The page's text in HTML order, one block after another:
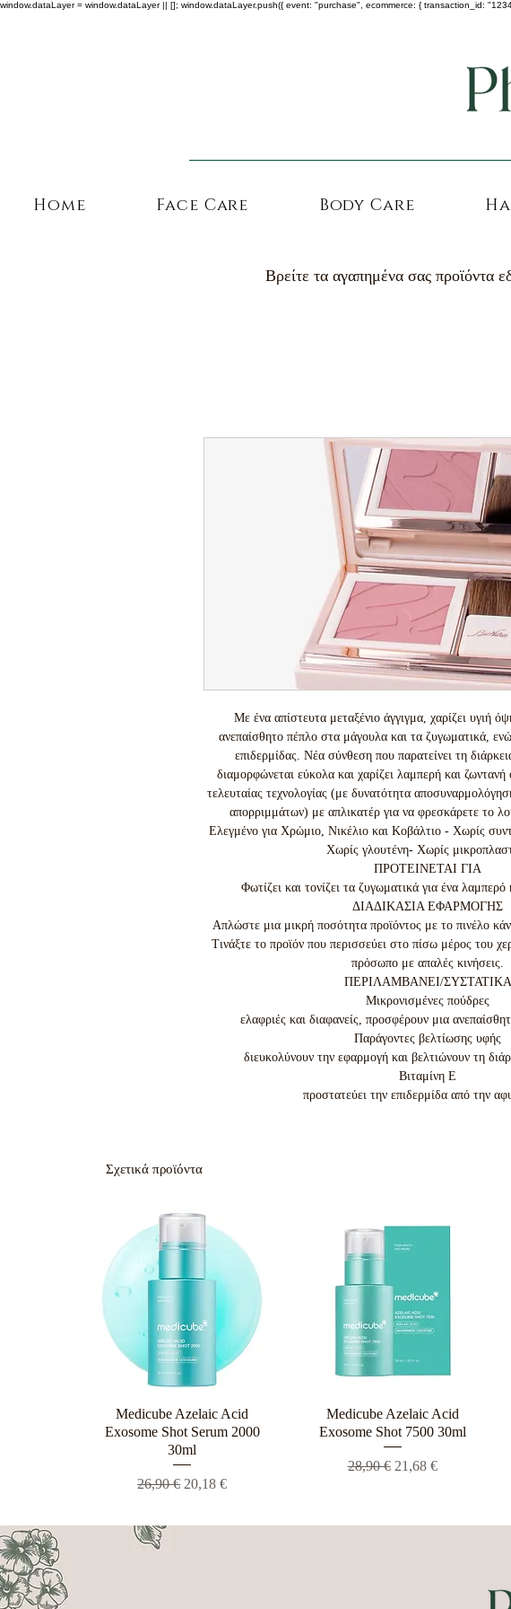
window.dataLayer = window.dataLayer || []; window.dataLayer.push({ event: "purchase", ecommerce: { transaction_id:
Home Face Care Body Care
Βρείτε τα αγαπημένα σας προϊόντα
Με ένα απίστευτα μεταξένιο άγγιγμα, χαρίζει υγιή
ανεπαίσθητο πέπλο στα μάγουλα και τα ζυγωματικά,
επιδερμίδας. Νέα σύνθεση που παρατείνει τη
διαμορφώνεται εύκολα και χαρίζει λαμπερή και
τελευταίας τεχνολογίας (με δυνατότητα
απορριμμάτων) με απλικατέρ για να φρεσκάρετε το
Ελεγμένο για Χρώμιο, Νικέλιο και Κοβάλτιο - Χωρίς
Χωρίς γλουτένη- Χωρίς
ΠΡΟΤΕΙΝΕΤΑΙ ΓΙΑ
Φωτίζει και τονίζει τα ζυγωματικά για ένα λαμπερό
ΔΙΑΔΙΚΑΣΙΑ ΕΦΑΡΜΟΓΗΣ
Απλώστε μια μικρή ποσότητα προϊόντος με το πινέλο
Τινάξτε το προϊόν που περισσεύει στο πίσω μέρος του
πρόσωπο με απαλές κινήσεις.
ΠΕΡΙΛΑΜΒΑΝΕΙ/ΣΥΣΤΑΤΙΚΑ
Μικρονισμένες πούδρες
ελαφριές και διαφανείς, προσφέρουν μια
Παράγοντες βελτίωσης υφής
διευκολύνουν την εφαρμογή και βελτιώνουν τη
Βιταμίνη E
προστατεύει την επιδερμίδα από την
Σχετικά προϊόντα
Γρήγορη προβολή
Medicube Azelaic Acid
Exosome Shot Serum 2000
30ml
Κανονική τιμή
26,90 € Τιμή Έκπτωσης
20,18 €
Γρήγορη προβολή
Medicube Azelaic Acid
Exosome Shot 7500 30ml
Κανονική τιμή
28,90 € Τιμή Έκπτωσης
21,68 €